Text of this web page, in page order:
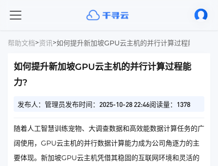
帮助文档>资讯>如何提升新加坡GPU云主机的并行计算过程能力?
如何提升新加坡GPU云主机的并行计算过程能
力?
发布人：管理员发布时间：2025-10-28 22:46阅读量：1378
随着人工智慧训练宠物、大调查数据和高效能数据计算任务的广
阔使用，GPU云主机的并行数据计算能力成为公司角逐力的主
要体现。新加坡GPU云主机凭借其稳固的互联网环境和灵活的